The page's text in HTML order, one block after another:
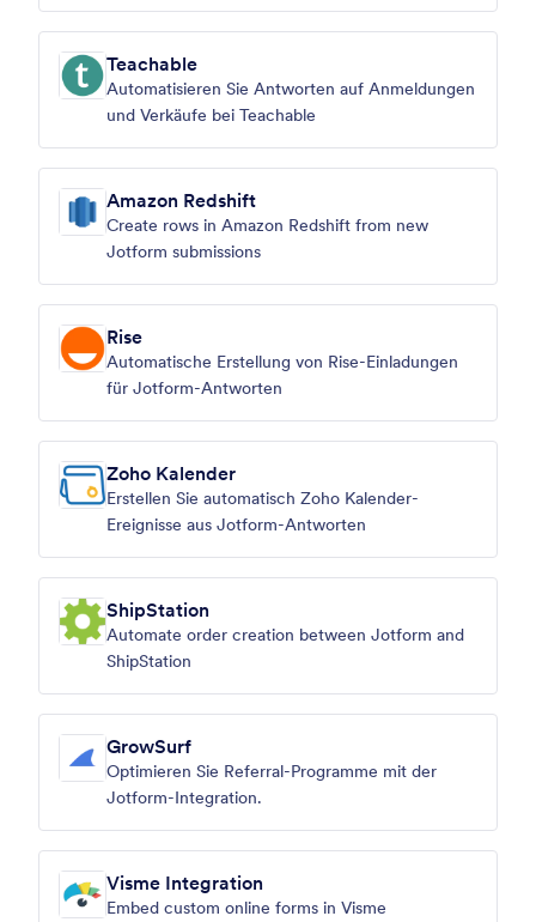
Teachable
Automatisieren Sie Antworten auf Anmeldungen
und Verkäufe bei Teachable
Amazon Redshift
Create rows in Amazon Redshift from new
Jotform submissions
Rise
Automatische Erstellung von Rise-Einladungen
für Jotform-Antworten
Zoho Kalender
Erstellen Sie automatisch Zoho Kalender-
Ereignisse aus Jotform-Antworten
ShipStation
Automate order creation between Jotform and
ShipStation
GrowSurf
Optimieren Sie Referral-Programme mit der
Jotform-Integration.
Visme Integration
Embed custom online forms in Visme